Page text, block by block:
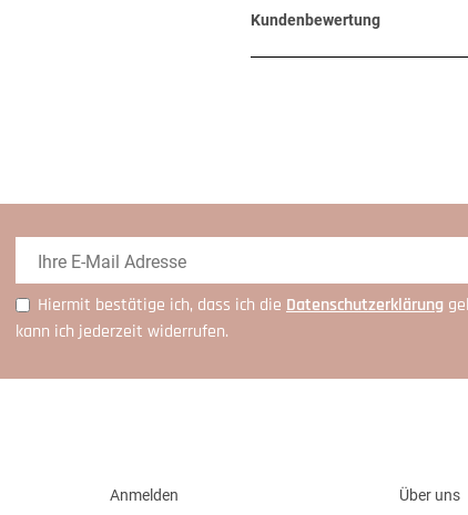
Kundenbewertung
Hiermit bestätige ich, dass ich die Daten­schutz­erklärung
kann ich jederzeit widerrufen.
Anmelden
Über uns